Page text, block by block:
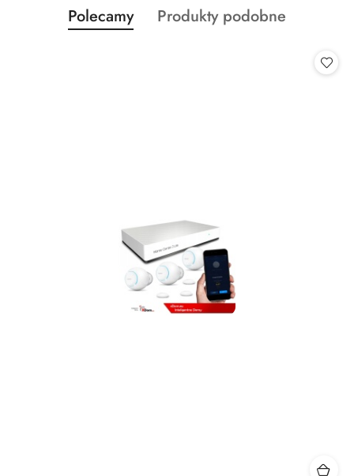
Pomiń karuzelę produktów
Produkty
o
Polecamy
Produkty
Produkty podobne